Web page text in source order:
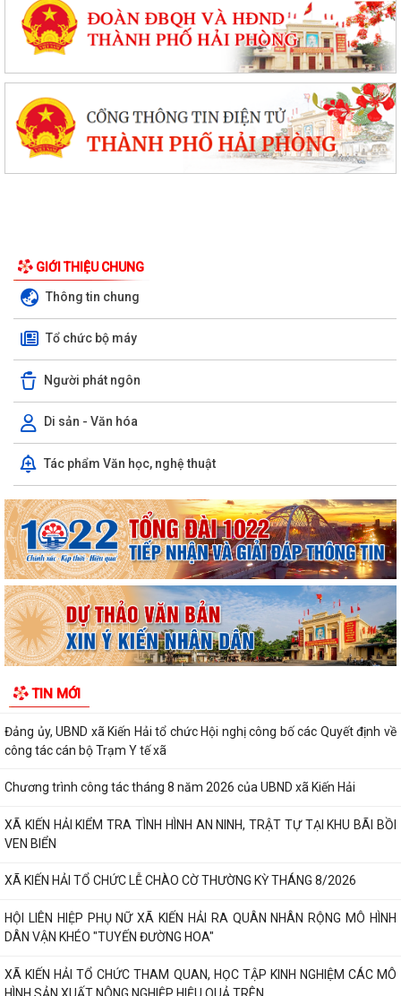
GIỚI THIỆU CHUNG
Thông tin chung
Tổ chức bộ máy
Người phát ngôn
Di sản - Văn hóa
Tác phẩm Văn học, nghệ thuật
TIN MỚI
buôn bán trái phép động vật hoang...
Thông báo về việc phun trừ sâu cuốn lá nhỏ lứa 5 và các đối tượng
sinh vật gây hại bảo vệ sản xuất...
ỦY BAN NHÂN DÂN XÃ KIẾN HẢI THÔNG TIN KẾT QUẢ XỬ LÝ VI PHẠM
TRONG LĨNH VỰC BẢO VỆ MÔI TRƯỜNG
Thông báo giới thiệu chức danh, chữ ký của Phó Giám đốc Trạm Y tế
xã Kiến Hải
quyền sử dụng đất ở của ông Bùi...
Đảng ủy, UBND xã Kiến Hải tổ chức Hội nghị công bố các Quyết định về
công tác cán bộ Trạm Y tế xã
Chương trình công tác tháng 8 năm 2026 của UBND xã Kiến Hải
XÃ KIẾN HẢI KIỂM TRA TÌNH HÌNH AN NINH, TRẬT TỰ TẠI KHU BÃI BỒI
VEN BIỂN
XÃ KIẾN HẢI TỔ CHỨC LỄ CHÀO CỜ THƯỜNG KỲ THÁNG 8/2026
HỘI LIÊN HIỆP PHỤ NỮ XÃ KIẾN HẢI RA QUÂN NHÂN RỘNG MÔ HÌNH
DÂN VẬN KHÉO "TUYẾN ĐƯỜNG HOA"
XÃ KIẾN HẢI TỔ CHỨC THAM QUAN, HỌC TẬP KINH NGHIỆM CÁC MÔ
HÌNH SẢN XUẤT NÔNG NGHIỆP HIỆU QUẢ TRÊN...